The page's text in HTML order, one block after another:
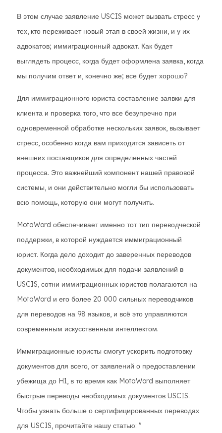
В этом случае заявление USCIS может вызвать стресс у
тех, кто переживает новый этап в своей жизни, и у их
адвокатов; иммиграционный адвокат. Как будет
выглядеть процесс, когда будет оформлена заявка, когда
мы получим ответ и, конечно же; все будет хорошо?
Для иммиграционного юриста составление заявки для
клиента и проверка того, что все безупречно при
одновременной обработке нескольких заявок, вызывает
стресс, особенно когда вам приходится зависеть от
внешних поставщиков для определенных частей
процесса. Это важнейший компонент нашей правовой
системы, и они действительно могли бы использовать
всю помощь, которую они могут получить.
MotaWord обеспечивает именно тот тип переводческой
поддержки, в которой нуждается иммиграционный
юрист. Когда дело доходит до заверенных переводов
документов, необходимых для подачи заявлений в
USCIS, сотни иммиграционных юристов полагаются на
MotaWord и его более 20 000 сильных переводчиков
для переводов на 98 языков, и всё это управляются
современным искусственным интеллектом.
Иммиграционные юристы смогут ускорить подготовку
документов для всего, от заявлений о предоставлении
убежища до H1, в то время как MotaWord выполняет
быстрые переводы необходимых документов USCIS.
Чтобы узнать больше о сертифицированных переводах
для USCIS, прочитайте нашу статью: "